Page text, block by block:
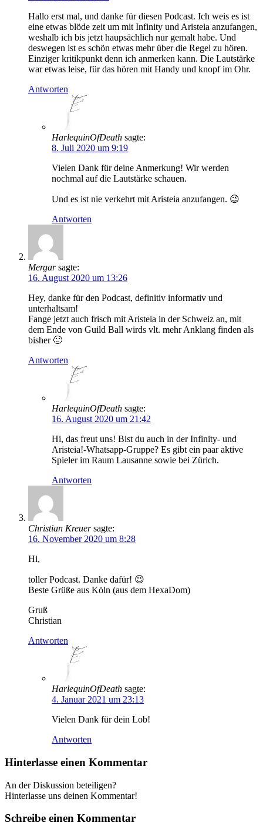
Hallo erst mal, und danke für diesen Podcast. Ich weis es ist
eine etwas blöde zeit um mit Infinity und Aristeia anzufangen,
weshalb ich bis jetzt haupsächlich nur gemalt habe. Und
deswegen ist es schön etwas mehr über die Regel zu hören.
Einziger kritikpunkt denn ich anmerken kann. Die Lautstärke
war etwas leise, für das hören mit Handy und knopf im Ohr.
Antworten
HarlequinOfDeath sagte:
8. Juli 2020 um 9:19
Vielen Dank für deine Anmerkung! Wir werden
nochmal auf die Lautstärke schauen.
Und es ist nie verkehrt mit Aristeia anzufangen. 😉
Antworten
Mergar sagte:
16. August 2020 um 13:26
Hey, danke für den Podcast, definitiv informativ und
unterhaltsam!
Fange jetzt auch frisch mit Aristeia in der Schweiz an, mit
dem Ende von Guild Ball wirds vlt. mehr Anklang finden als
bisher 🙂
Antworten
HarlequinOfDeath sagte:
16. August 2020 um 21:42
Hi, das freut uns! Bist du auch in der Infinity- und
Aristeia!-Whatsapp-Gruppe? Es gibt ein paar aktive
Spieler im Raum Lausanne sowie bei Zürich.
Antworten
Christian Kreuer sagte:
16. November 2020 um 8:28
Hi,
toller Podcast. Danke dafür! 😉
Beste Grüße aus Köln (aus dem HexaDom)
Gruß
Christian
Antworten
HarlequinOfDeath sagte:
4. Januar 2021 um 23:13
Vielen Dank für dein Lob!
Antworten
Hinterlasse einen Kommentar
An der Diskussion beteiligen?
Hinterlasse uns deinen Kommentar!
Schreibe einen Kommentar